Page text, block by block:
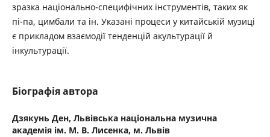
зразка національно-специфічних інструментів, таких як
пі-па, цимбали та ін. Указані процеси у китайській музиці
є прикладом взаємодії тенденцій акультурації й
інкультурації.
Біографія автора
Дзякунь Ден, Львівська національна музична
академія ім. М. В. Лисенка, м. Львів